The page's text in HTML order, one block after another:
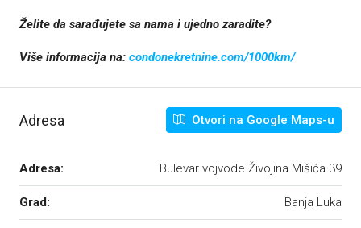
Želite da sarađujete sa nama i ujedno zaradite?
Više informacija na: condonekretnine.com/1000km/
Adresa Otvori na Google Maps-u
Adresa: Bulevar vojvode Živojina Mišića 39
Grad: Banja Luka